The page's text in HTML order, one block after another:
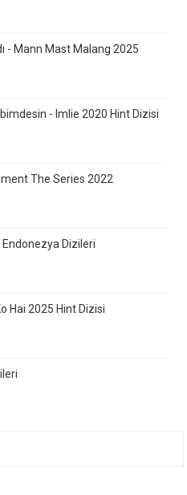
- Mann Mast Malang 2025
- Imlie 2020 Hint Dizisi
The Series 2022
Endonezya Dizileri
Hai 2025 Hint Dizisi